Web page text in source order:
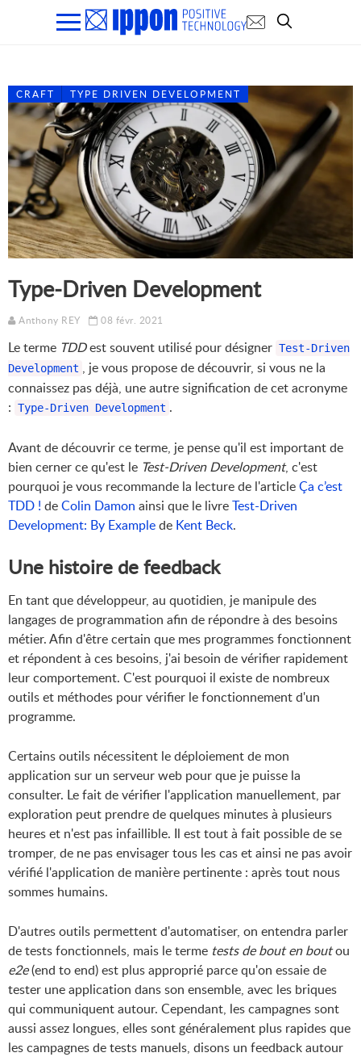
CRAFT TYPE DRIVEN DEVELOPMENT
Type-Driven Development
Anthony REY 08 févr. 2021
Le terme TDDest souvent utilisé pour désigner Test-Driven
Development , je vous propose de découvrir, si vous ne la
connaissez pas déjà, une autre signification de cet acronyme
: Type-Driven Development .
Avant de découvrir ce terme, je pense qu'il est important de
bien cerner ce qu'est le Test-Driven Development, c'est
pourquoi je vous recommande la lecture de l'articleÇa c’est
TDD ! deColin Damon ainsi que le livreTest-Driven
Development: By Examplede Kent Beck.
Une histoire de feedback
En tant que développeur, au quotidien, je manipule des
langages de programmation afin de répondre à des besoins
métier. Afin d'être certain que mes programmes fonctionnent
et répondent à ces besoins, j'ai besoin de vérifier rapidement
leur comportement. C'est pourquoi il existe de nombreux
outils et méthodes pour vérifier le fonctionnement d'un
programme.
Certains outils nécessitent le déploiement de mon
application sur un serveur web pour que je puisse la
consulter. Le fait de vérifier l'application manuellement, par
exploration peut prendre de quelques minutes à plusieurs
heures et n'est pas infaillible. Il est tout à fait possible de se
tromper, de ne pas envisager tous les cas et ainsi ne pas avoir
vérifié l'application de manière pertinente : après tout nous
sommes humains.
D'autres outils permettent d'automatiser, on entendra parler
de tests fonctionnels, mais le terme tests de bout en boutou
e2e(end to end) est plus approprié parce qu'on essaie de
tester une application dans son ensemble, avec les briques
qui communiquent autour. Cependant, les campagnes sont
aussi assez longues, elles sont généralement plus rapides que
les campagnes de tests manuels, disons un feedback autour